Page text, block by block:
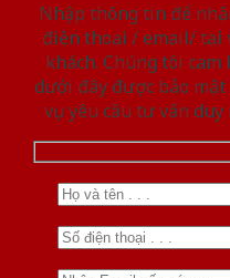
Nhập thông tin để
điện thoại / email/ tại
khách. Chúng tôi
dưới đây được bảo
vụ yêu cầu tư vấn